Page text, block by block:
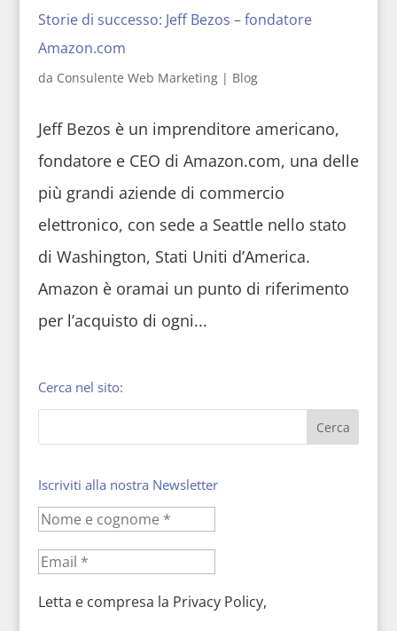
Storie di successo: Jeff Bezos – fondatore
Amazon.com
da Consulente Web Marketing| Blog
Jeff Bezos è un imprenditore americano,
fondatore e CEO di Amazon.com, una delle
più grandi aziende di commercio
elettronico, con sede a Seattle nello stato
di Washington, Stati Uniti d’America.
Amazon è oramai un punto di riferimento
per l’acquisto di ogni...
Cerca nel sito:
Iscriviti alla nostra Newsletter
Letta e compresa la Privacy Policy,